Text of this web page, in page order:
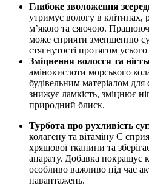
Глибоке зволоження
утримує вологу в
м’якою та сяючою.
може сприяти зменшенню
стягнутості протягом
Зміцнення волосся та
амінокислоти морського
будівельним матеріалом
знижує ламкість, зміцнює
природний блиск.
Турбота про рухливість
колагену та вітаміну С
хрящової тканини та
апарату. Добавка покращує
особливо важливо під час
навантажень.